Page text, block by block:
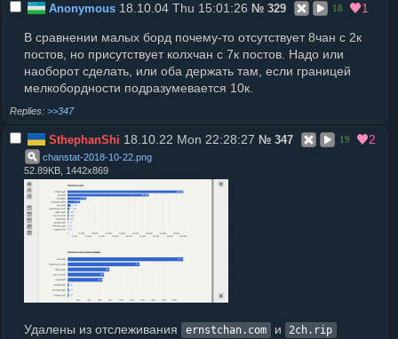
Anonymous18.10.04 Thu 15:01:26 № 329 18 1
В сравнении малых борд почему-то отсутствует 8чан с 2к
постов, но присутствует колхчан с 7к постов. Надо или
наоборот сделать, или оба держать там, если границей
мелкобордности подразумевается 10к.
>>347
SthephanShi 18.10.22 Mon 22:28:27 № 347 19 2
chanstat-2018-10-22 png
52.89KB, 1442x869
Удалены из отслеживания ernstchan.com и 2ch.rip